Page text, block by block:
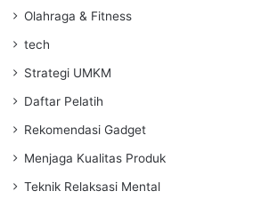
Olahraga & Fitness
tech
Strategi UMKM
Daftar Pelatih
Rekomendasi Gadget
Menjaga Kualitas Produk
Teknik Relaksasi Mental